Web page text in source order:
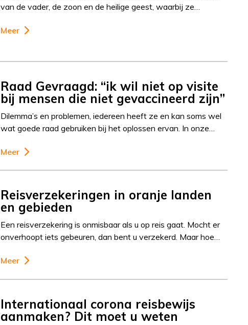
van de vader, de zoon en de heilige geest, waarbij ze…
Meer
Raad Gevraagd: “ik wil niet op visite
bij mensen die niet gevaccineerd zijn”
Dilemma’s en problemen, iedereen heeft ze en kan soms wel
wat goede raad gebruiken bij het oplossen ervan. In onze…
Meer
Reisverzekeringen in oranje landen
en gebieden
Een reisverzekering is onmisbaar als u op reis gaat. Mocht er
onverhoopt iets gebeuren, dan bent u verzekerd. Maar hoe…
Meer
Internationaal corona reisbewijs
aanmaken? Dit moet u weten